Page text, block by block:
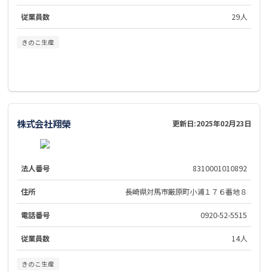
従業員数 29人
きのこ生産
株式会社翔榮 更新日:2025年02月23日
法人番号 8310001010892
住所 長崎県対馬市厳原町小浦１７６番地８
電話番号 0920-52-5515
従業員数 14人
きのこ生産